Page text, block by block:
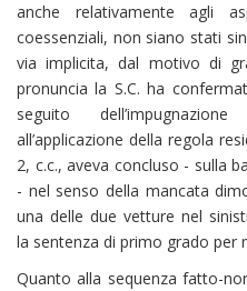
anche relativamente agli
coessenziali, non siano stati
via implicita, dal motivo di
pronuncia la S.C. ha
seguito
all’applicazione della regola
2, c.c., aveva concluso - sulla
- nel senso della mancata
una delle due vetture nel
la sentenza di primo grado per
Quanto alla sequenza fatto-